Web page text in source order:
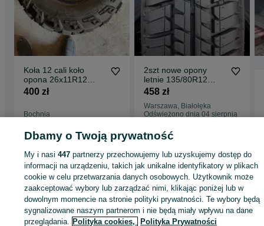
Koła 12 cali koło
opona 26x11R12
26x11-12 NOWE
400 zł
Bochnia
2szt nowe opony
letnie 135/80R12
Dębica Passio
458 zł
Warszawa, Białołęka
Odświeżono dnia 04 sierpnia
Strona główna Rolnictwo Opony rolnicze
Opony rolnicze - Wielkopolskie
Opony rolnicze - Gradowice
KATEGORIA
Dbamy o Twoją prywatność
My i nasi447 partnerzy przechowujemy lub uzyskujemy dostęp do
informacji na urządzeniu, takich jak unikalne identyfikatory w plikach
cookie w celu przetwarzania danych osobowych. Użytkownik może
zaakceptować wybory lub zarządzać nimi, klikając poniżej lub w
dowolnym momencie na stronie polityki prywatności. Te wybory będą
sygnalizowane naszym partnerom i nie będą miały wpływu na dane
przeglądania. Polityka cookies, Polityka Prywatności